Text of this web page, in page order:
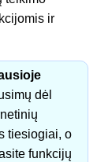
ir
dėl
tiesiogiai, o
funkcijų